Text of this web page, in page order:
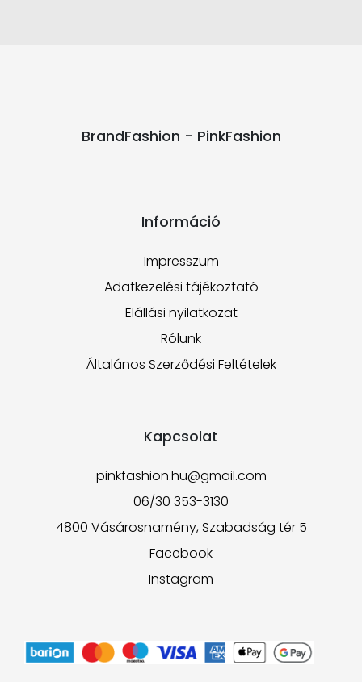
BrandFashion - PinkFashion
Információ
Impresszum
Adatkezelési tájékoztató
Elállási nyilatkozat
Rólunk
Általános Szerződési Feltételek
Kapcsolat
pinkfashion.hu@gmail.com
06/30 353-3130
4800 Vásárosnamény, Szabadság tér 5
Facebook
Instagram